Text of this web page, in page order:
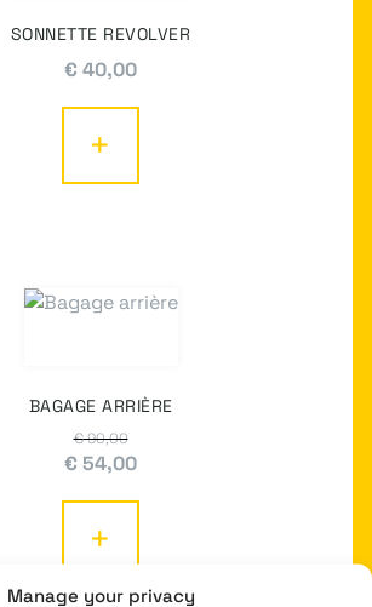
Manage your privacy
SONNETTE REVOLVER
€ 40,00
+
BAGAGE ARRIÈRE
€90,00
Le
était :
€ 54,00Le
+